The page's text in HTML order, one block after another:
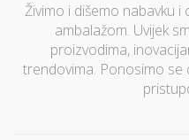
Živimo i dišemo nabavku
ambalažom. Uvijek
proizvodima,
trendovima. Ponosimo se